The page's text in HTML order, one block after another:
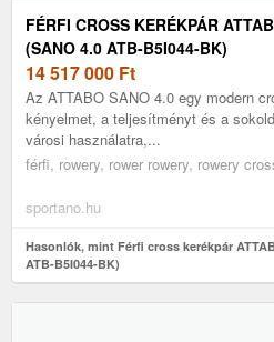
FÉRFI CROSS KERÉKPÁR
(SANO 4.0 ATB-B5I044-BK)
14 517 000 Ft
Az ATTABO SANO 4.0 egy modern
kényelmet, a teljesítményt és a
városi használatra,...
férfi, rowery, rower rowery, rowery
sportano.hu
Hasonlók, mint Férfi cross kerékpár
ATB-B5I044-BK)